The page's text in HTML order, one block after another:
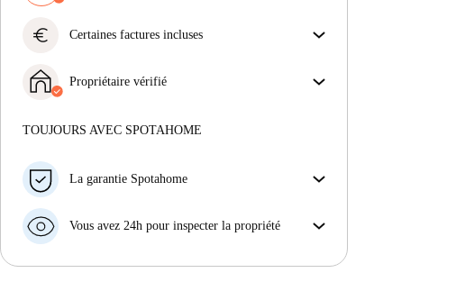
obtiens exactement ce que tu vois dans l'annonce.
euro Certaines factures incluses
Consulte la description de l'annonce pour voir
quelles charges sont comprises dans ton loyer et
Propriétaire vérifié
Plus d'informations sur ce propriétaire
TOUJOURS AVEC SPOTAHOME
La garantie Spotahome
préavis, nous allons soit (A) vous payer une chambre
soit (B) vous rembourser en totalité.
Vous avez 24h pour inspecter la propriété